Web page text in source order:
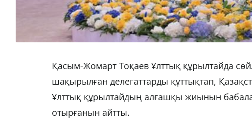
Қасым-Жомарт Тоқаев Ұлттық құрылтайда
шақырылған делегаттарды құттықтап,
Ұлттық құрылтайдың алғашқы жиынын
отырғанын айтты.